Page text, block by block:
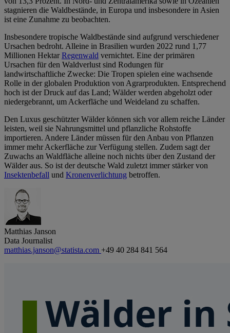
stagnieren die Waldbestände, in Europa und insbesondere in Asien
ist eine Zunahme zu beobachten.
Insbesondere tropische Waldbestände sind aufgrund verschiedener
Ursachen bedroht. Alleine in Brasilien wurden 2022 rund 1,77
Millionen HektarRegenwald vernichtet. Eine der primären
Ursachen für den Waldverlust sind Rodungen für
landwirtschaftliche Zwecke: Die Tropen spielen eine wachsende
Rolle in der globalen Produktion von Agrarprodukten. Entsprechend
hoch ist der Druck auf das Land; Wälder werden abgeholzt oder
niedergebrannt, um Ackerfläche und Weideland zu schaffen.
Den Luxus geschützter Wälder können sich vor allem reiche Länder
leisten, weil sie Nahrungsmittel und pflanzliche Rohstoffe
importieren. Andere Länder müssen für den Anbau von Pflanzen
immer mehr Ackerfläche zur Verfügung stellen. Zudem sagt der
Zuwachs an Waldfläche alleine noch nichts über den Zustand der
Wälder aus. So ist der deutsche Wald zuletzt immer stärker von
Insektenbefall und Kronenverlichtung betroffen.
Matthias Janson
Data Journalist
matthias.janson@statista.com +49 40 284 841 564